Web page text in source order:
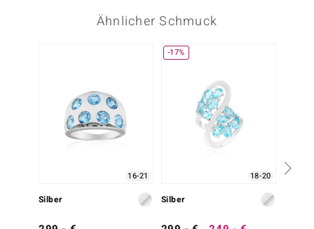
BY DE MELO
Ähnlicher Schmuck
16-21
Silber
-17%
18-20
Silber